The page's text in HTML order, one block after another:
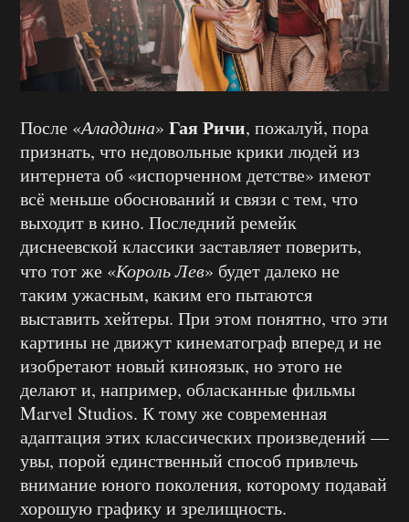
После «Аладдина» Гая Ричи, пожалуй, пора
признать, что недовольные крики людей из
интернета об «испорченном детстве» имеют
всё меньше обоснований и связи с тем, что
выходит в кино. Последний ремейк
диснеевской классики заставляет поверить,
что тот же «Король Лев» будет далеко не
таким ужасным, каким его пытаются
выставить хейтеры. При этом понятно, что эти
картины не движут кинематограф вперед и не
изобретают новый киноязык, но этого не
делают и, например, обласканные фильмы
Marvel Studios. К тому же современная
адаптация этих классических произведений —
увы, порой единственный способ привлечь
внимание юного поколения, которому подавай
хорошую графику и зрелищность.